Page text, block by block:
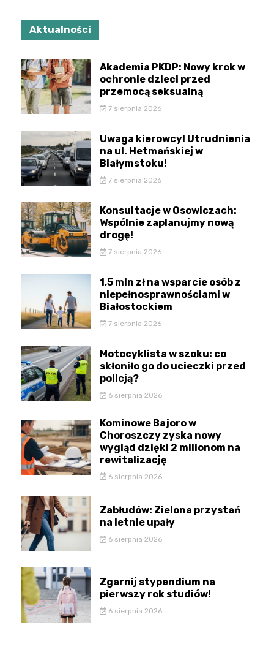
Aktualności
Akademia PKDP: Nowy krok w
ochronie dzieci przed
przemocą seksualną
7 sierpnia 2026
Uwaga kierowcy! Utrudnienia
na ul. Hetmańskiej w
Białymstoku!
7 sierpnia 2026
Konsultacje w Osowiczach:
Wspólnie zaplanujmy nową
drogę!
7 sierpnia 2026
1,5 mln zł na wsparcie osób z
niepełnosprawnościami w
Białostockiem
7 sierpnia 2026
Motocyklista w szoku: co
skłoniło go do ucieczki przed
policją?
6 sierpnia 2026
Kominowe Bajoro w
Choroszczy zyska nowy
wygląd dzięki 2 milionom na
rewitalizację
6 sierpnia 2026
Zabłudów: Zielona przystań
na letnie upały
6 sierpnia 2026
Zgarnij stypendium na
pierwszy rok studiów!
6 sierpnia 2026